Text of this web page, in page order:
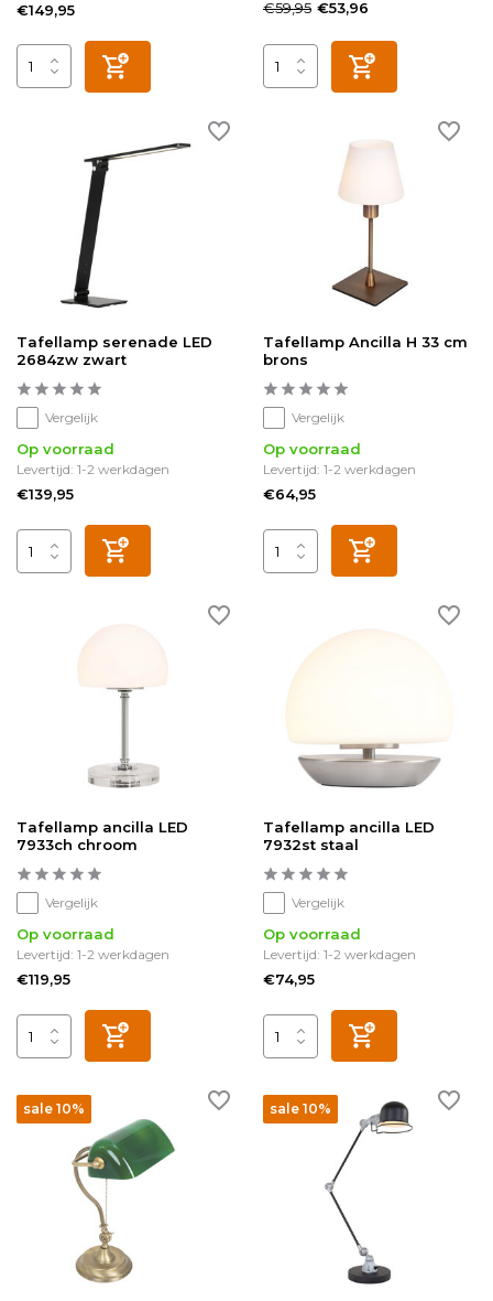
€149,95 €59,95 €53,96
Tafellamp serenade LED
2684zw zwart
Vergelijk
Op voorraad
Levertijd: 1-2 werkdagen
€139,95
Tafellamp Ancilla H 33 cm
brons
Vergelijk
Op voorraad
Levertijd: 1-2 werkdagen
€64,95
Tafellamp ancilla LED
7933ch chroom
Vergelijk
Op voorraad
Levertijd: 1-2 werkdagen
€119,95
Tafellamp ancilla LED
7932st staal
Vergelijk
Op voorraad
Levertijd: 1-2 werkdagen
€74,95
sale 10% sale 10%